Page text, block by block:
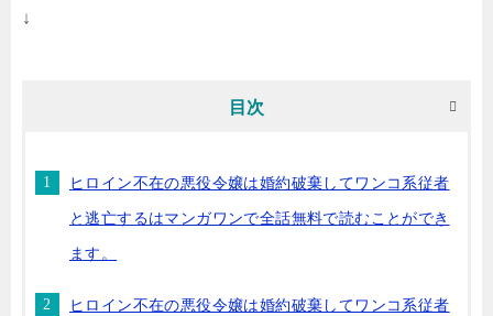
↓
目次
ヒロイン不在の悪役令嬢は婚約破棄してワンコ系従者
と逃亡するはマンガワンで全話無料で読むことができ
ます。
ヒロイン不在の悪役令嬢は婚約破棄してワンコ系従者